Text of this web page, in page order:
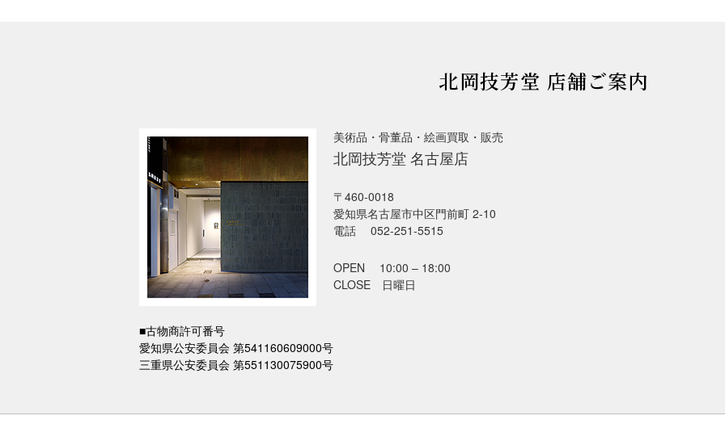
北岡技芳堂 店舗ご案内
美術品・骨董品・絵画買取・販売
北岡技芳堂 名古屋店
〒460-0018
愛知県名古屋市中区門前町 2-10
電話 052-251-5515
OPEN 10:00 – 18:00
CLOSE 日曜日
■古物商許可番号
愛知県公安委員会 第541160609000号
三重県公安委員会 第551130075900号